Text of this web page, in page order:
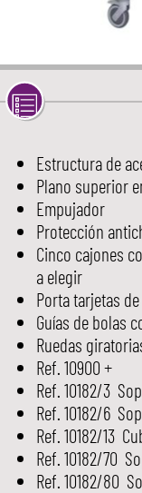
Estructura de
Plano superior
Empujador
Protección
Cinco cajones
a elegir
Porta tarjetas
Guías de bolas
Ruedas
Ref. 10900 +
Ref. 10182/3
Ref. 10182/6
Ref. 10182/13
Ref. 10182/70
Ref. 10182/80